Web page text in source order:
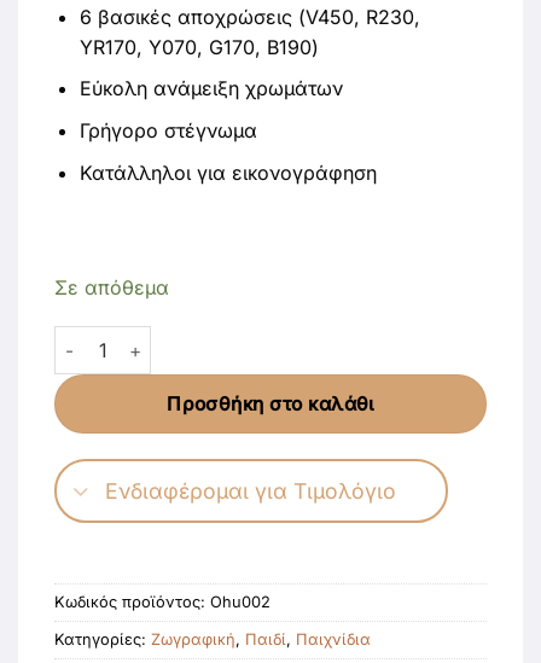
6 βασικές αποχρώσεις (V450, R230,
YR170, Y070, G170, B190)
Εύκολη ανάμειξη χρωμάτων
Γρήγορο στέγνωμα
Κατάλληλοι για εικονογράφηση
Σε απόθεμα
Ohuhu Honolulu Alcohol Art Markers Σετ 6 Basic Tones
Προσθήκη στο καλάθι
Ενδιαφέρομαι για Τιμολόγιο
Κωδικός προϊόντος: Ohu002
Κατηγορίες: Ζωγραφική, Παιδί, Παιχνίδια